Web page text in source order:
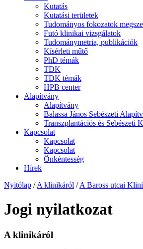
Kutatás
Kutatási területek
Tudományos fokozatok
Futó klinikai vizsgálatok
Tudománymetria, publikációk
Kísérleti műtő
PhD témák
TDK
TDK témák
HPB center
Alapítvány
Alapítvány
Balassa János Sebészeti
Transzplantációs és Sebészeti
Kapcsolat
Kapcsolat
Kapcsolat
Önkéntesség
Hírek
Nyitólap / A klinikáról / A Baross utcai
Jogi nyilatkozat
A klinikáról